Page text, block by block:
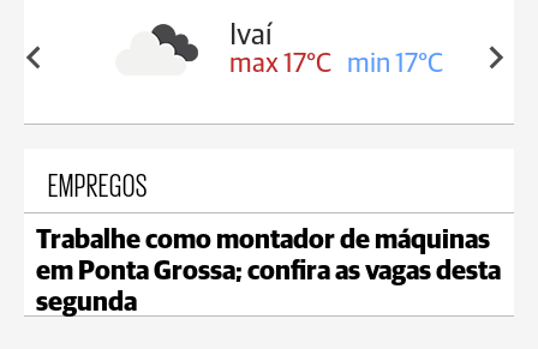
16°C
Ivaí
max 17°C min 17°C
EMPREGOS
Trabalhe como montador de máquinas
em Ponta Grossa; confira as vagas desta
segunda